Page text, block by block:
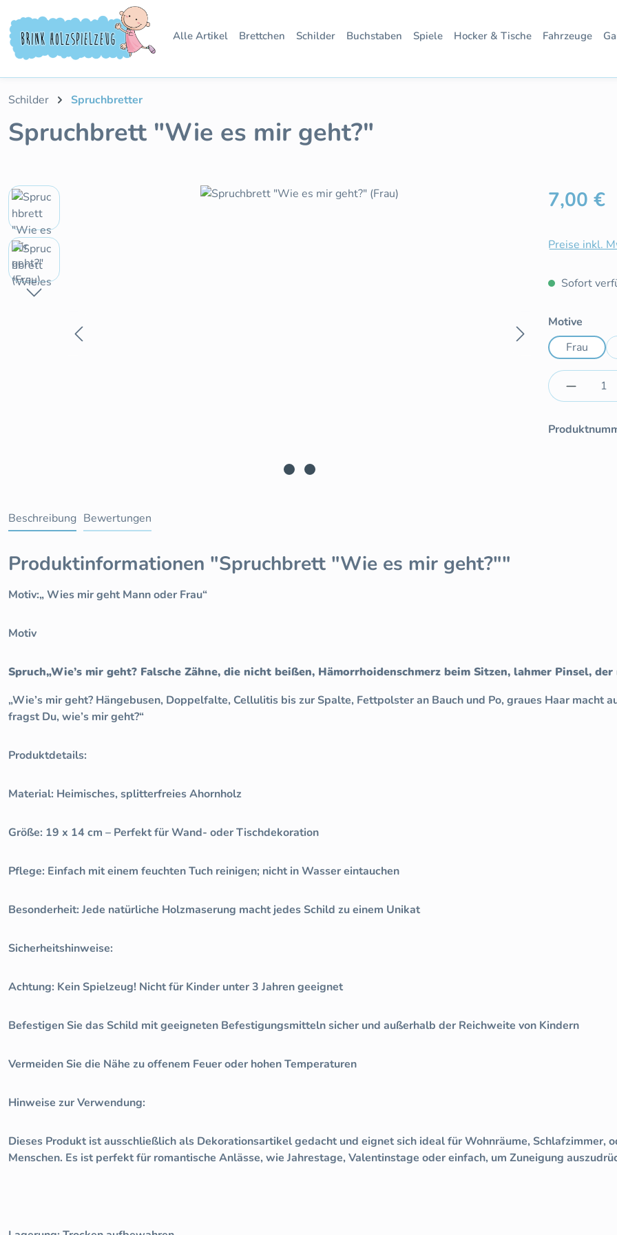
Hauptinhalt springen
Zur Suche springen
Zur Hauptnavigation springen
Alle Artikel Brettchen Schilder Buchstaben Spiele Hocker & Tische Fahrzeuge
Schilder Spruchbretter
Spruchbrett "Wie es mir geht?"
Bildergalerie überspringen Regulärer
7,00 €
Preise inkl.
Sofort
Motive
Frau
Produkt
Beschreibung Bewertungen
Produktinformationen "Spruchbrett "Wie es mir geht?""
Motiv:„ Wies mir geht Mann oder Frau“
Motiv
Spruch„Wie’s mir geht? Falsche Zähne, die nicht beißen, Hämorrhoidenschmerz beim Sitzen, lahmer Pinsel,
„Wie’s mir geht? Hängebusen, Doppelfalte, Cellulitis bis zur Spalte, Fettpolster an Bauch und Po, graues Haar macht
fragst Du, wie’s mir geht?“
Produktdetails:
Material: Heimisches, splitterfreies Ahornholz
Größe: 19 x 14 cm – Perfekt für Wand- oder Tischdekoration
Pflege: Einfach mit einem feuchten Tuch reinigen; nicht in Wasser eintauchen
Besonderheit: Jede natürliche Holzmaserung macht jedes Schild zu einem Unikat
Sicherheitshinweise:
Achtung: Kein Spielzeug! Nicht für Kinder unter 3 Jahren geeignet
Befestigen Sie das Schild mit geeigneten Befestigungsmitteln sicher und außerhalb der Reichweite von Kindern
Vermeiden Sie die Nähe zu offenem Feuer oder hohen Temperaturen
Hinweise zur Verwendung:
Dieses Produkt ist ausschließlich als Dekorationsartikel gedacht und eignet sich ideal für Wohnräume, Schlafzimmer,
Menschen. Es ist perfekt für romantische Anlässe, wie Jahrestage, Valentinstage oder einfach, um Zuneigung